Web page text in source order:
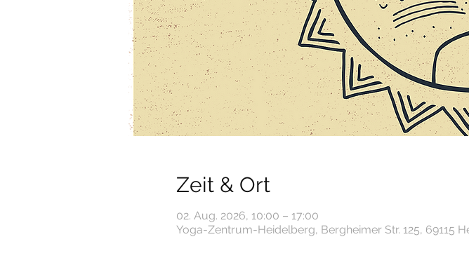
Zeit & Ort
02. Aug. 2026, 10:00 – 17:00
Yoga-Zentrum-Heidelberg, Bergheimer Str. 125, 69115